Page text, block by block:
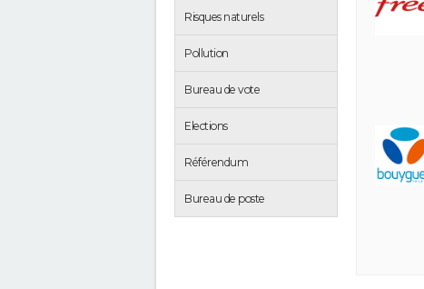
Risques naturels
Pollution
Bureau de vote
Elections
Référendum
Bureau de poste